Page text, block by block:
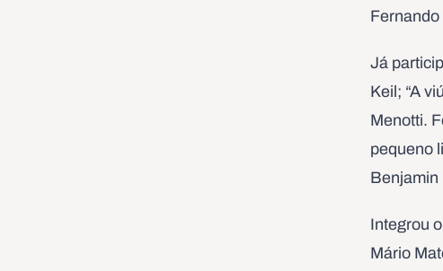
Já
Keil; “A
Menotti.
pequeno
Benjamin
Integrou
Mário